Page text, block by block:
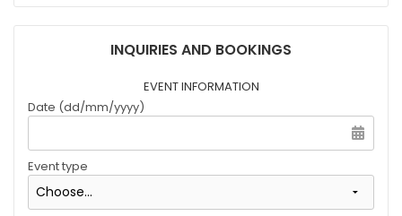
INQUIRIES AND BOOKINGS
EVENT INFORMATION
Date (dd/mm/yyyy)
Event type